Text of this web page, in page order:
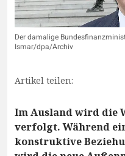
Der damalige
Ismar/dpa/Archiv
Artikel teilen:
Im Ausland wird die
verfolgt. Während
konstruktive